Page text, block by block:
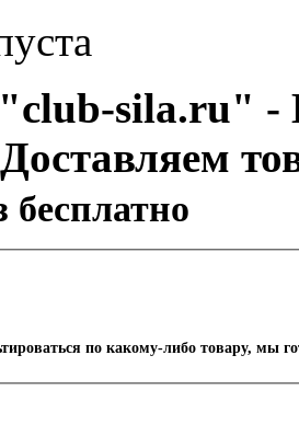
sila.ru" -
по какому-либо товару, мы